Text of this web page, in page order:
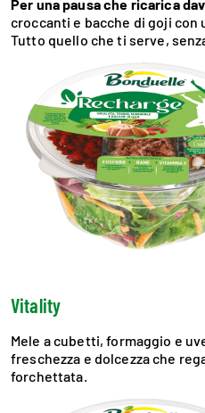
Per una pausa che ricarica
croccanti e bacche di goji con
Tutto quello che ti serve,
Vitality
Mele a cubetti, formaggio e
freschezza e dolcezza che
forchettata.